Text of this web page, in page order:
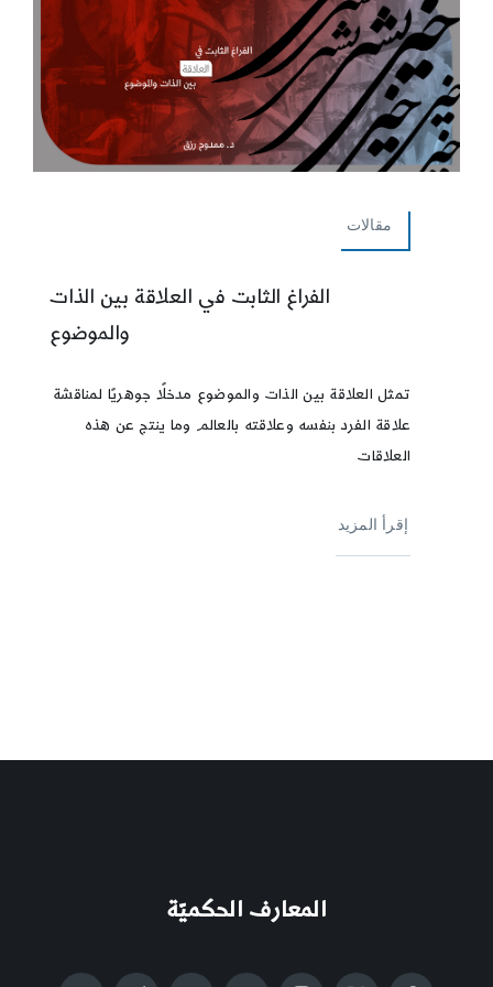
مقالات
الفراغ الثابت في العلاقة بين الذات
والموضوع
تمثل العلاقة بين الذات والموضوع مدخلًا جوهريًا لمناقشة
علاقة الفرد بنفسه وعلاقته بالعالم وما ينتج عن هذه
العلاقات
إقرأ المزيد
المعارف الحكميّة